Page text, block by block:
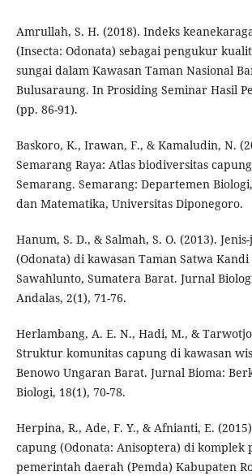
Amrullah, S. H. (2018). Indeks
(Insecta: Odonata) sebagai pengukur
sungai dalam Kawasan Taman Nasional
Bulusaraung. In Prosiding Seminar Hasil
(pp. 86-91).
Baskoro, K., Irawan, F., & Kamaludin, N.
Semarang Raya: Atlas biodiversitas
Semarang. Semarang: Departemen
dan Matematika, Universitas Diponegoro.
Hanum, S. D., & Salmah, S. O. (2013).
(Odonata) di kawasan Taman Satwa Kandi
Sawahlunto, Sumatera Barat. Jurnal
Andalas, 2(1), 71-76.
Herlambang, A. E. N., Hadi, M., &
Struktur komunitas capung di kawasan
Benowo Ungaran Barat. Jurnal Bioma:
Biologi, 18(1), 70-78.
Herpina, R., Ade, F. Y., & Afnianti, E.
capung (Odonata: Anisoptera) di komplek
pemerintah daerah (Pemda) Kabupaten